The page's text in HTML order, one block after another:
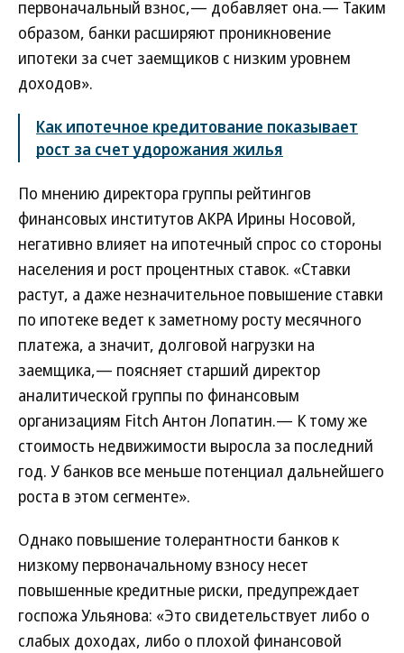
первоначальный взнос,— добавляет она.— Таким
образом, банки расширяют проникновение
ипотеки за счет заемщиков с низким уровнем
доходов».
Как ипотечное кредитование показывает
рост за счет удорожания жилья
По мнению директора группы рейтингов
финансовых институтов АКРА Ирины Носовой,
негативно влияет на ипотечный спрос со стороны
населения и рост процентных ставок. «Ставки
растут, а даже незначительное повышение ставки
по ипотеке ведет к заметному росту месячного
платежа, а значит, долговой нагрузки на
заемщика,— поясняет старший директор
аналитической группы по финансовым
организациям Fitch Антон Лопатин.— К тому же
стоимость недвижимости выросла за последний
год. У банков все меньше потенциал дальнейшего
роста в этом сегменте».
Однако повышение толерантности банков к
низкому первоначальному взносу несет
повышенные кредитные риски, предупреждает
госпожа Ульянова: «Это свидетельствует либо о
слабых доходах, либо о плохой финансовой